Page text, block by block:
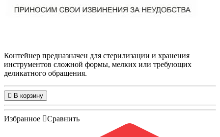
Контейнер предназначен для стерилизации и хранения
инструментов сложной формы, мелких или требующих
деликатного обращения.
В корзину
Избранное Сравнить